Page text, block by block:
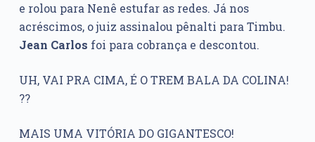
e rolou para Nenê estufar as redes. Já nos
acréscimos, o juiz assinalou pênalti para Timbu.
Jean Carlos foi para cobrança e descontou.
UH, VAI PRA CIMA, É O TREM BALA DA COLINA!
??
MAIS UMA VITÓRIA DO GIGANTESCO!